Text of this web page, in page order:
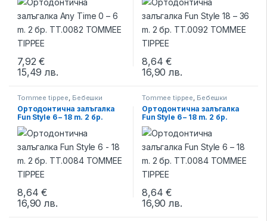
7,92€
15,49лв.
8,64€
16,90лв.
Tommee tippee, Бебешки
бутилки и биберони
Ортодонтична залъгалка
Fun Style 6 – 18 m. 2 бр.
TT.0084 TOMMEE TIPPEE
8,64€
16,90лв.
Tommee tippee, Бебешки
бутилки и биберони
Ортодонтична залъгалка
Fun Style 6 – 18 m. 2 бр.
TT.0084 TOMMEE TIPPEE
8,64€
16,90лв.